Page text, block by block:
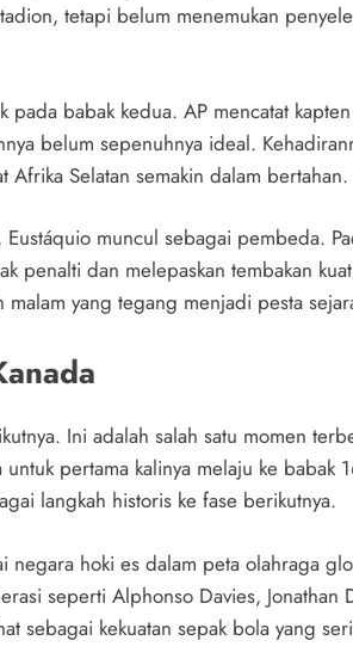
tetapi belum menemukan
babak kedua. AP mencatat
belum sepenuhnya ideal.
Selatan semakin dalam bertahan.
muncul sebagai pembeda.
penalti dan melepaskan tembakan
yang tegang menjadi pesta
Ini adalah salah satu momen
pertama kalinya melaju ke babak
langkah historis ke fase berikutnya.
hoki es dalam peta olahraga
seperti Alphonso Davies, Jonathan
sebagai kekuatan sepak bola yang